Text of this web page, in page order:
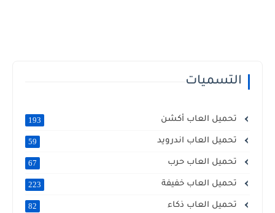
التسميات
تحميل العاب أكشن 193
تحميل العاب اندرويد 59
تحميل العاب حرب 67
تحميل العاب خفيفة 223
تحميل العاب ذكاء 82